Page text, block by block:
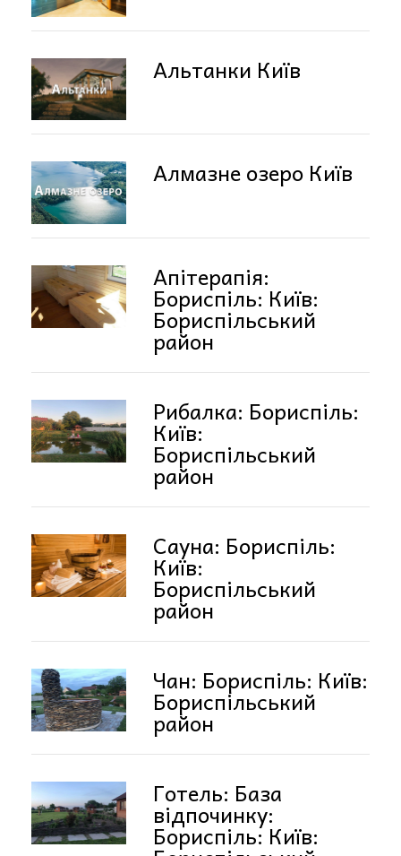
Альтанки Київ
Алмазне озеро Київ
Апітерапія:
Бориспіль: Київ:
Бориспільський
район
Рибалка: Бориспіль:
Київ:
Бориспільський
район
Сауна: Бориспіль:
Київ:
Бориспільський
район
Чан: Бориспіль: Київ:
Бориспільський
район
Готель: База
відпочинку:
Бориспіль: Київ: